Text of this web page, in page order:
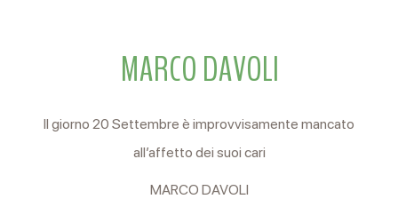
MARCO DAVOLI
Il giorno 20 Settembre è improvvisamente mancato
all’affetto dei suoi cari
MARCO DAVOLI